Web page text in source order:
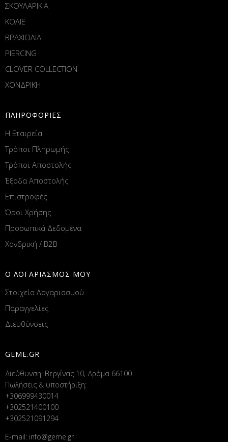
ΣΚΟΥΛΑΡΙΚΙΑ
ΚΟΛΙΕ
ΒΡΑΧΙΟΛΙΑ
PIERCING
CLOVER COLLECTION
ΧΟΝΔΡΙΚΗ
ΠΛΗΡΟΦΟΡΙΕΣ
Η Εταιρεία
Τρόποι Πληρωμής
Τρόποι Αποστολής
Έξοδα Αποστολής
Επιστροφές
Όροι Χρήσης
Προσωπικά Δεδομένα
Χονδρική / B2B
Ο ΛΟΓΑΡΙΑΣΜΟΣ ΜΟΥ
Στοιχεία Λογαριασμού
Παραγγελίες
Διευθύνσεις
GEME.GR
Διεύθυνση: Βεργίνας 10, Δράμα 66100
Πωλήσεις & υποστήριξη:
+306999430014
+302521400100
+302521091294
E-mail: info@geme.gr